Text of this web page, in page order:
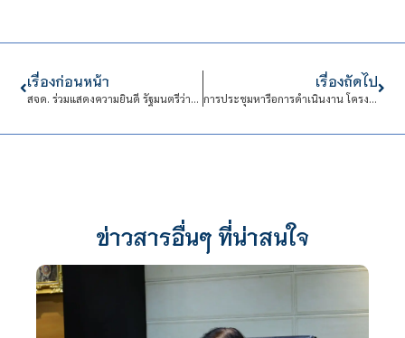
เรื่องก่อนหน้า
สจด. ร่วมแสดงความยินดี รัฐมนตรีว่าการกระทรวงการอุดมศึกษา วิทยาศาสตร์ วิจัยและนวัตกรรม
เรื่องถัดไป
การประชุมหารือการดำเนินงาน โครงการ skills4tech ระยะที่ 3 ภายใต้ความร่วมมือระหว่างบริษัท บีกริม เพาเวอร์ สถาบันเทคโนโลยีจิตรลดา สมาคมวิทยาลัยเทคโนโลยีและอาชีวศึกษาเอกชนแห่งประเทศไทย และ มูลนิธิคีนันแห่งเอเชีย
ข่าวสารอื่นๆ ที่น่าสนใจ